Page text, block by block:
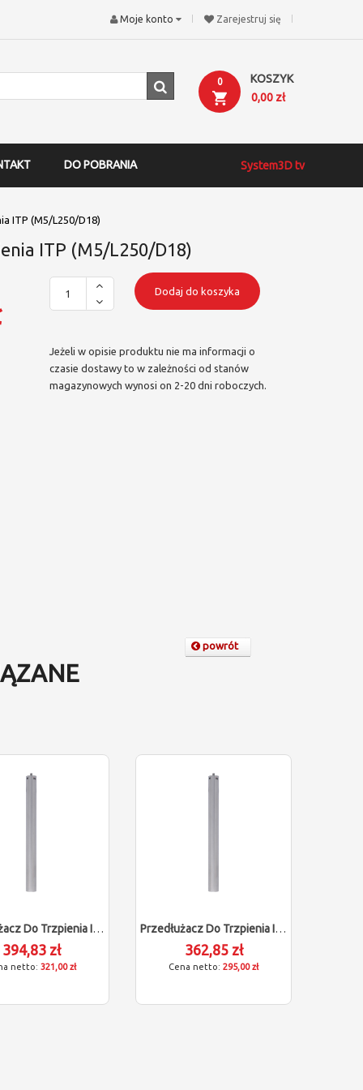
Zarejestruj się
Moje konto
KOSZYK
0
0,00 zł
DO POBRANIA System3D tv
ITP (M5/L250/D18)
ITP (M5/L250/D18)
Dodaj do koszyka
Jeżeli w opisie produktu nie ma informacji o
czasie dostawy to w zależności od stanów
magazynowych wynosi on 2-20 dni roboczych.
powrót
Przedłużacz Do Trzpienia ITP (M5/L200/D18)
394,83 zł
321,00 zł
Przedłużacz Do Trzpienia ITP (M5/L150/D18)
362,85 zł
295,00 zł